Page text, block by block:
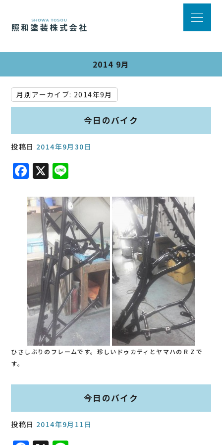
2014 9月
月別アーカイブ: 2014年9月
今日のバイク
投稿日 2014年9月30日
F
a
c
e
b
o
o
k
X
e
ひさしぶりのフレームです。珍しいドゥカティとヤマハのＲＺで
す。
今日のバイク
投稿日 2014年9月11日